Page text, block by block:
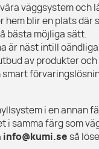
väggsystem och
hem blir en plats där
bästa möjliga sätt.
är näst intill
av produkter
smart
i en annan
i samma färg som
info@kumi.se så